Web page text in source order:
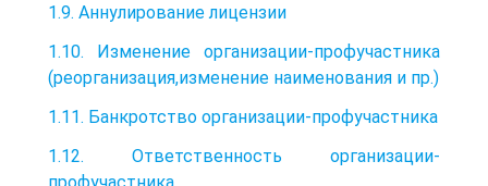
1.9. Аннулирование лицензии
1.10. Изменение организации-профучастника
(реорганизация,изменение наименования и пр.)
1.11. Банкротство организации-профучастника
1.12. Ответственность организации-